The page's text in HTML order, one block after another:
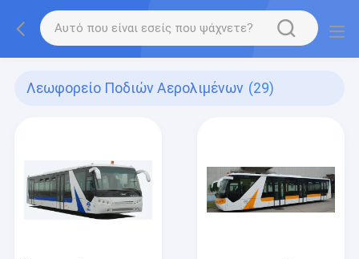
Λεωφορείο Ποδιών Αερολιμένων (29)